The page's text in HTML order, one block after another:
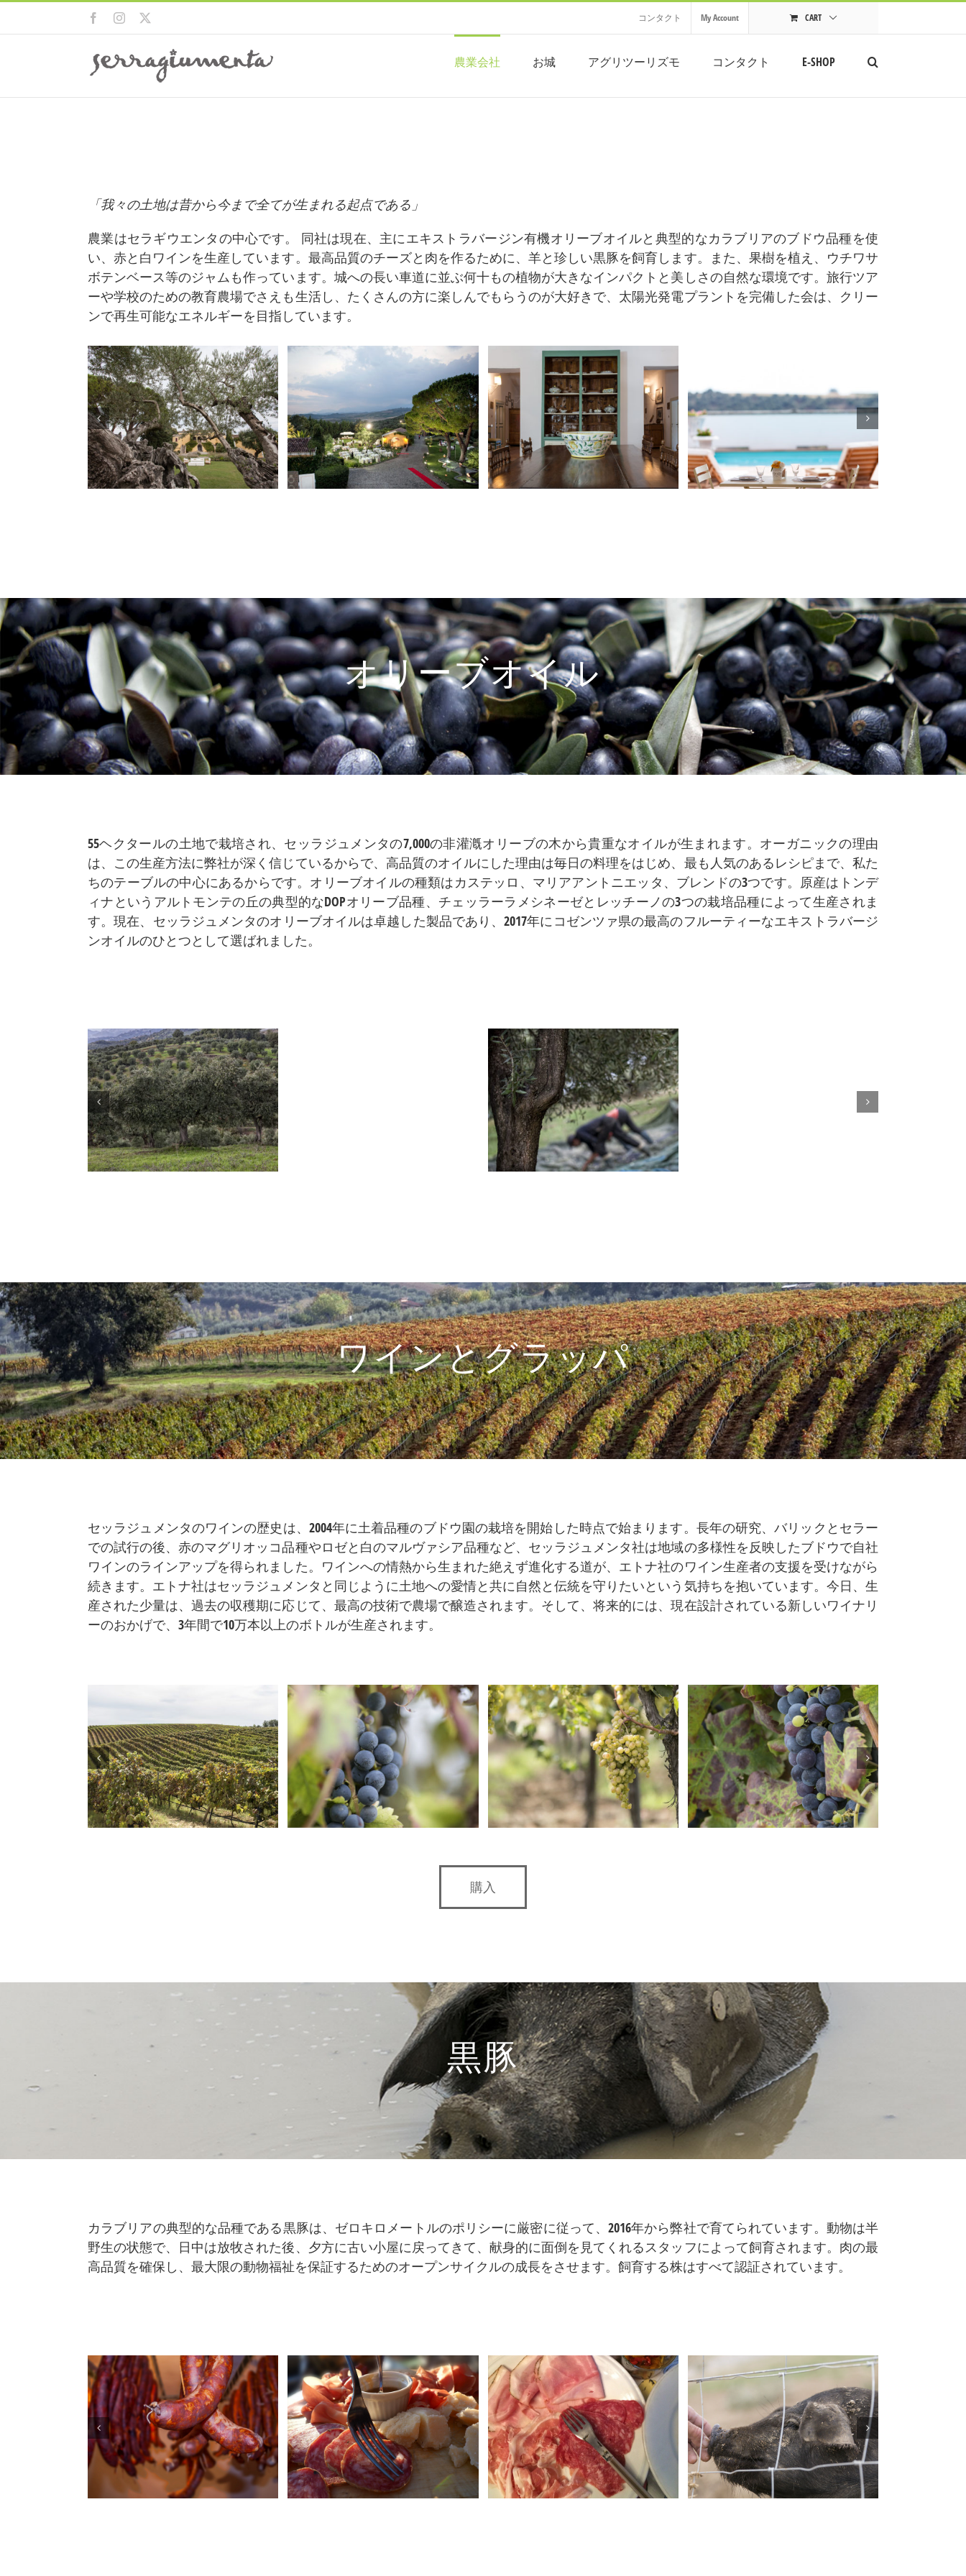
Skip
content
FacebookInstagram コンタクト My Account CART
農業会社 お城 アグリツーリズモ コンタクト E-SHOP
「我々の土地は昔から今まで全てが生まれる起点である」
農業はセラギウエンタの中心です。 同社は現在、主にエキストラバージン有機オリーブオイルと典型的なカラブリアのブドウ品種を使
い、赤と白ワインを生産しています。最高品質のチーズと肉を作るために、羊と珍しい黒豚を飼育します。また、果樹を植え、ウチワサ
ボテンベース等のジャムも作っています。城への長い車道に並ぶ何十もの植物が大きなインパクトと美しさの自然な環境です。旅行ツア
ーや学校のための教育農場でさえも生活し、たくさんの方に楽しんでもらうのが大好きで、太陽光発電プラントを完備した会は、クリー
ンで再生可能なエネルギーを目指しています。
オリーブオイル
55ヘクタールの土地で栽培され、セッラジュメンタの7,000の非灌漑オリーブの木から貴重なオイルが生まれます。オーガニックの理由
は、この生産方法に弊社が深く信じているからで、高品質のオイルにした理由は毎日の料理をはじめ、最も人気のあるレシピまで、私た
ちのテーブルの中心にあるからです。オリーブオイルの種類はカステッロ、マリアアントニエッタ、ブレンドの3つです。原産はトンデ
ィナというアルトモンテの丘の典型的なDOPオリーブ品種、チェッラーラメシネーゼとレッチーノの3つの栽培品種によって生産されま
す。現在、セッラジュメンタのオリーブオイルは卓越した製品であり、2017年にコゼンツァ県の最高のフルーティーなエキストラバージ
ンオイルのひとつとして選ばれました。
ワインとグラッパ
セッラジュメンタのワインの歴史は、2004年に土着品種のブドウ園の栽培を開始した時点で始まります。長年の研究、バリックとセラー
での試行の後、赤のマグリオッコ品種やロゼと白のマルヴァシア品種など、セッラジュメンタ社は地域の多様性を反映したブドウで自社
ワインのラインアップを得られました。ワインへの情熱から生まれた絶えず進化する道が、エトナ社のワイン生産者の支援を受けながら
続きます。エトナ社はセッラジュメンタと同じように土地への愛情と共に自然と伝統を守りたいという気持ちを抱いています。今日、生
産された少量は、過去の収穫期に応じて、最高の技術で農場で醸造されます。そして、将来的には、現在設計されている新しいワイナリ
ーのおかげで、3年間で10万本以上のボトルが生産されます。
購入
黒豚
カラブリアの典型的な品種である黒豚は、ゼロキロメートルのポリシーに厳密に従って、2016年から弊社で育てられています。動物は半
野生の状態で、日中は放牧された後、夕方に古い小屋に戻ってきて、献身的に面倒を見てくれるスタッフによって飼育されます。肉の最
高品質を確保し、最大限の動物福祉を保証するためのオープンサイクルの成長をさせます。飼育する株はすべて認証されています。